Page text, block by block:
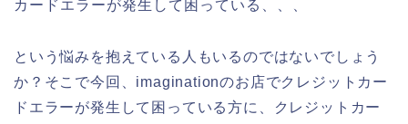
カードエラーが発生して困っている、、、
という悩みを抱えている人もいるのではないでしょう
か？そこで今回、imaginationのお店でクレジットカー
ドエラーが発生して困っている方に、クレジットカー